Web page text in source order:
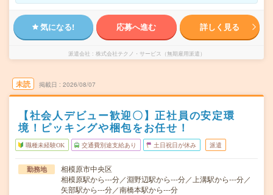
気になる! 応募へ進む 詳しく見る
派遣会社 株式会社テクノ・サービス（無期雇用派遣）
未読 掲載日 2026/08/07
【社会人デビュー歓迎〇】正社員の安定環
境！ピッキングや梱包をお任せ！
職種未経験OK 交通費別途支給あり 土日祝日が休み 派遣
勤務地
相模原市中央区
相模原駅から---分／淵野辺駅から---分／上溝駅から---分／
矢部駅から---分／南橋本駅から---分